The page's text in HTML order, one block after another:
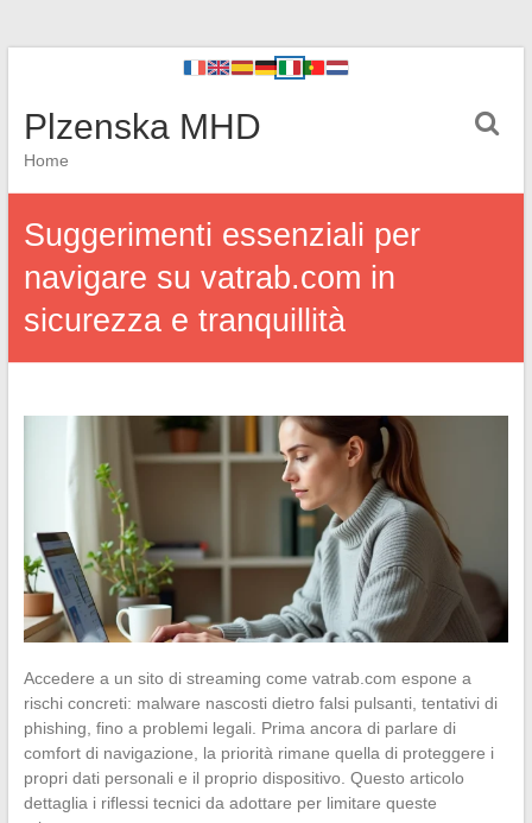
Plzenska MHD
Home
Suggerimenti essenziali per
navigare su vatrab.com in
sicurezza e tranquillità
Accedere a un sito di streaming come vatrab.com espone a
rischi concreti: malware nascosti dietro falsi pulsanti, tentativi di
phishing, fino a problemi legali. Prima ancora di parlare di
comfort di navigazione, la priorità rimane quella di proteggere i
propri dati personali e il proprio dispositivo. Questo articolo
dettaglia i riflessi tecnici da adottare per limitare queste